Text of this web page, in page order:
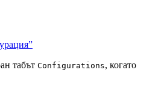
табът Configurations, когато